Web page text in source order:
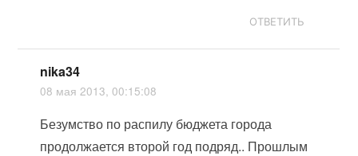
ОТВЕТИТЬ
nika34
08 мая 2013, 00:15:08
Безумство по распилу бюджета города
продолжается второй год подряд.. Прошлым